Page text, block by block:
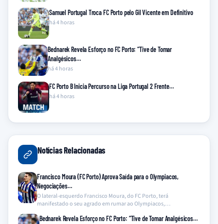
Samuel Portugal Troca FC Porto pelo Gil Vicente em Definitivo
há 4 horas
Bednarek Revela Esforço no FC Porto: “Tive de Tomar
Analgésicos…
há 4 horas
FC Porto B Inicia Percurso na Liga Portugal 2 Frente…
há 4 horas
Notícias Relacionadas
Francisco Moura (FC Porto) Aprova Saída para o Olympiacos,
Negociações…
O lateral-esquerdo Francisco Moura, do FC Porto, terá
manifestado o seu agrado em rumar ao Olympiacos,…
Bednarek Revela Esforço no FC Porto: “Tive de Tomar Analgésicos…